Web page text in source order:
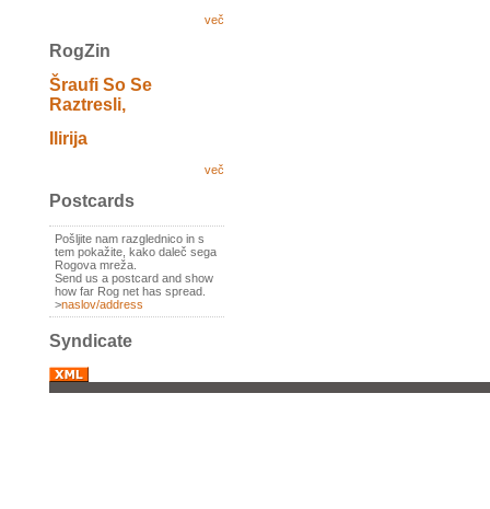
več
RogZin
Šraufi So Se
Raztresli,
Ilirija
več
Postcards
Pošljite nam razglednico in s
tem pokažite, kako daleč sega
Rogova mreža.
Send us a postcard and show
how far Rog net has spread.
>naslov/address
Syndicate